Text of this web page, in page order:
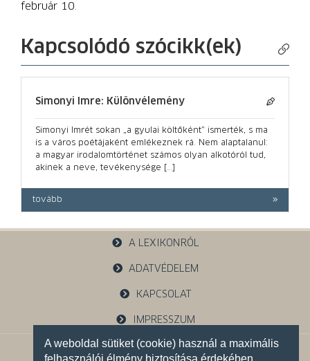
A weboldal sütiket (cookie) használ a maximális
felhasználói élmény biztosítása érdekében.
február 10.
Kapcsolódó szócikk(ek)
Simonyi Imre: Különvélemény
Simonyi Imrét sokan „a gyulai költőként” ismerték, s ma
is a város poétájaként emlékeznek rá. Nem alaptalanul:
a magyar irodalomtörténet számos olyan alkotóról tud,
akinek a neve, tevékenysége […]
tovább
A LEXIKONRÓL
ADATVÉDELEM
KAPCSOLAT
IMPRESSZUM
1121 Budapest, Budakeszi u. 38.